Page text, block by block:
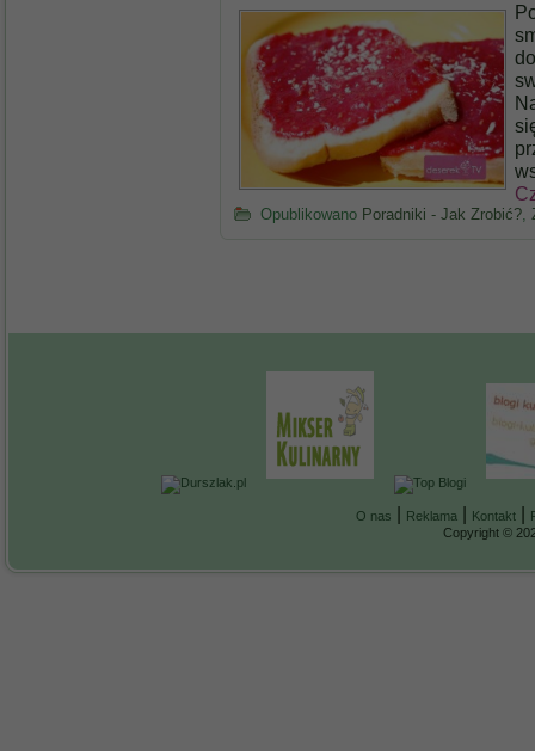
Opublikowano Poradniki - Jak Zrobić?,
O nas Reklama Kontakt
Copyright ©